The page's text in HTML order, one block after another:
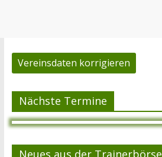
Vereinsdaten korrigieren
Nächste Termine
Neues aus der Trainerbörse